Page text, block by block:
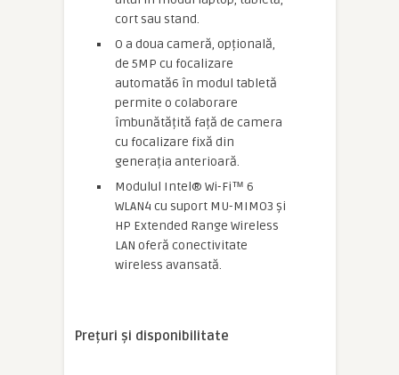
cort sau stand.
O a doua cameră, opțională,
de 5MP cu focalizare
automată6 în modul tabletă
permite o colaborare
îmbunătățită față de camera
cu focalizare fixă din
generația anterioară.
Modulul Intel® Wi-Fi™ 6
WLAN4 cu suport MU-MIMO3 și
HP Extended Range Wireless
LAN oferă conectivitate
wireless avansată.
Prețuri și disponibilitate